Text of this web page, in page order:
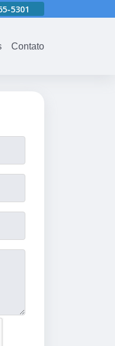
5301
Contato